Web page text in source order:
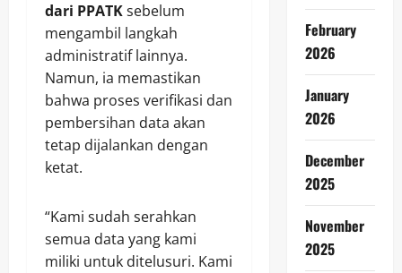
dari PPATKsebelum
mengambil langkah
administratif lainnya.
Namun, ia memastikan
bahwa proses verifikasi dan
pembersihan data akan
tetap dijalankan dengan
ketat.
“Kami sudah serahkan
semua data yang kami
miliki untuk ditelusuri. Kami
February
2026
January
2026
December
2025
November
2025